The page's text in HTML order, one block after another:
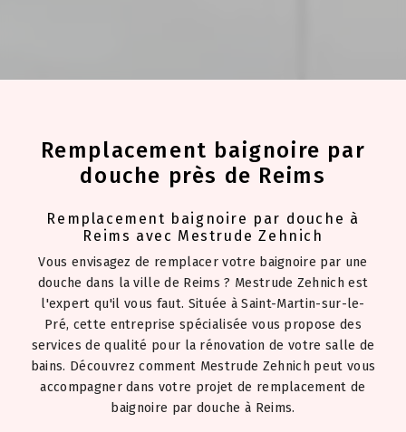
Remplacement baignoire par
douche près de Reims
Remplacement baignoire par douche à
Reims avec Mestrude Zehnich
Vous envisagez de remplacer votre baignoire par une
douche dans la ville de Reims ? Mestrude Zehnich est
l'expert qu'il vous faut. Située à Saint-Martin-sur-le-
Pré, cette entreprise spécialisée vous propose des
services de qualité pour la rénovation de votre salle de
bains. Découvrez comment Mestrude Zehnich peut vous
accompagner dans votre projet de remplacement de
baignoire par douche à Reims.